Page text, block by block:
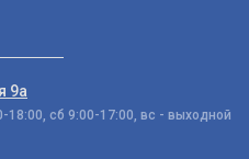
9а
18:00, сб 9:00-17:00, вс - выходной